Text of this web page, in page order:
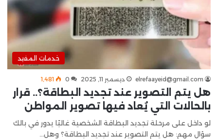
خدمات المفيد
elrefaayeid@gmail.com ديسمبر 11, 2025 0 1٬481
هل يتم التصوير عند تجديد البطاقة؟.. قرار
بالحالات التي يُعاد فيها تصوير المواطن
لو داخل على مرحلة تجديد البطاقة الشخصية غالبًا يدور في بالك
سؤال مهم: هل يتم التصوير عند تجديد البطاقة؟ وهل…